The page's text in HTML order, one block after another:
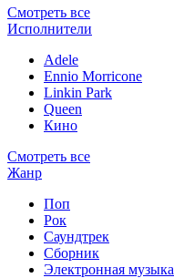
Смотреть все
Исполнители
Adele
Ennio Morricone
Linkin Park
Queen
Кино
Смотреть все
Жанр
Поп
Рок
Саундтрек
Сборник
Электронная музыка